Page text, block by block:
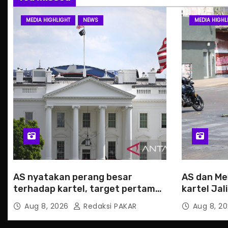
MEDIA HIGHLIGHT NEWS
AS nyatakan perang besar
terhadap kartel, target pertama
CJNGAug 8, 2026 Redaksi PAKAR
MEDIA
AS dan
kartel
Aug 8,